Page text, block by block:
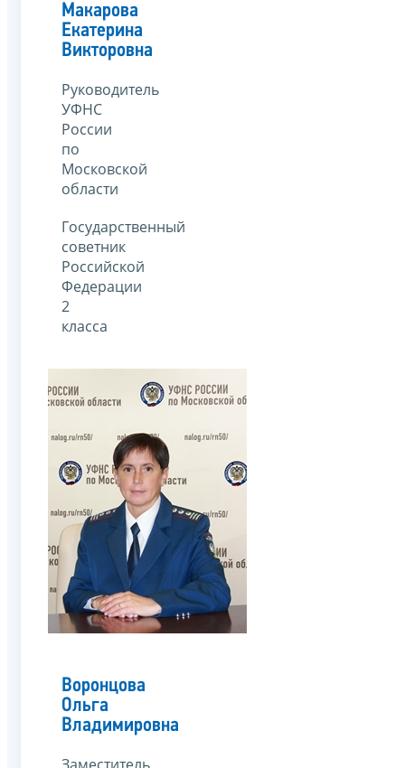
Макарова
Екатерина
Викторовна
Руководитель
УФНС
России
по
Московской
области
Государственный
советник
Российской
Федерации
2
класса
Воронцова
Ольга
Владимировна
Заместитель